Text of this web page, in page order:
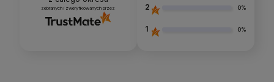
zebranych i zweryfikowanych przez 2 0%
1 0%